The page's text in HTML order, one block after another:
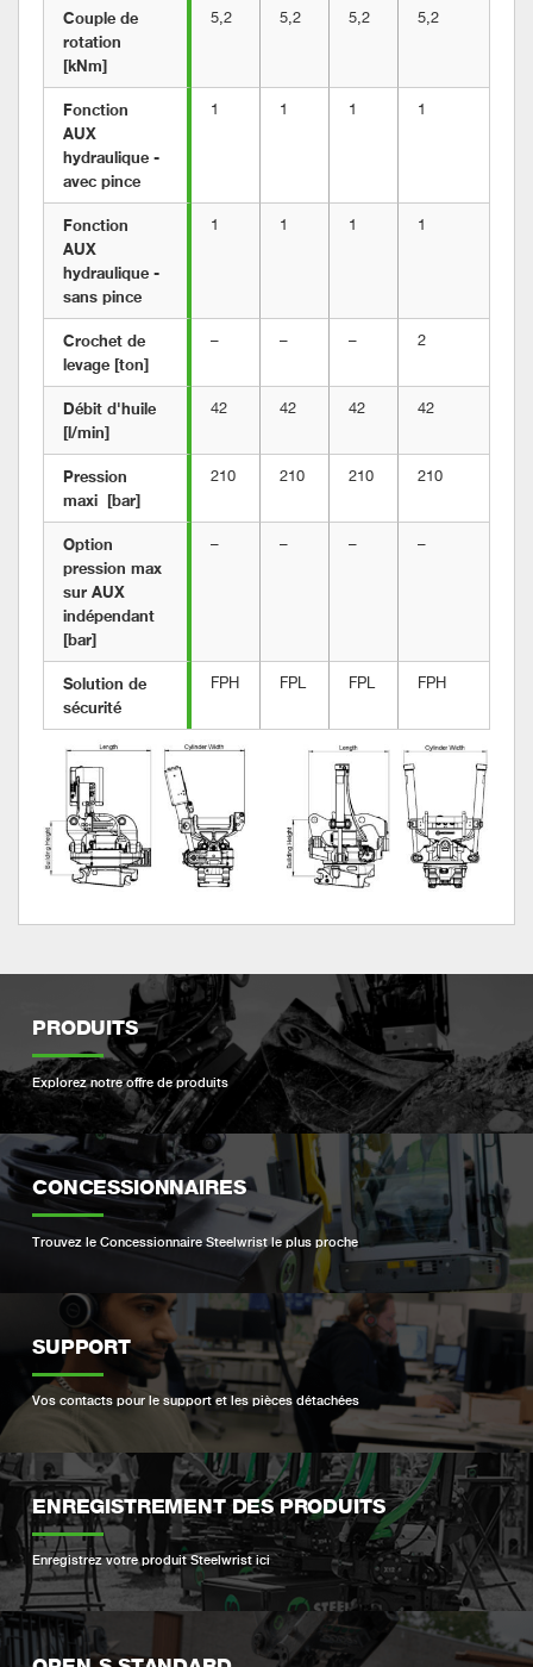
Couple de
rotation
[kNm]
5,2 5,2 5,2 5,2
Fonction
AUX
hydraulique -
avec pince
1 1 1 1
Fonction
AUX
hydraulique -
sans pince
1 1 1 1
Crochet de
levage [ton]
– – – 2
Débit d'huile
[l/min]
42 42 42 42
Pression
maxi  [bar]
210 210 210 210
Option
pression max
sur AUX
indépendant
[bar]
– – – –
Solution de
sécurité
FPH FPL FPL FPH
PRODUITS
Explorez notre offre de produits
CONCESSIONNAIRES
Trouvez le Concessionnaire Steelwrist le plus proche
SUPPORT
Vos contacts pour le support et les pièces détachées
ENREGISTREMENT DES PRODUITS
Enregistrez votre produit Steelwrist ici